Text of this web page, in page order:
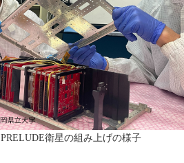
PRELUDE衛星の組み上げの様子